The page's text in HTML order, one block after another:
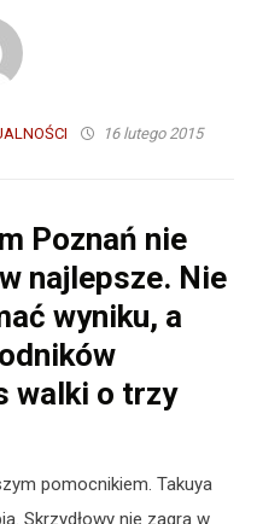
16 lutego 2015
Poznań nie
najlepsze. Nie
wyniku, a
walki o trzy
pomocnikiem. Takuya